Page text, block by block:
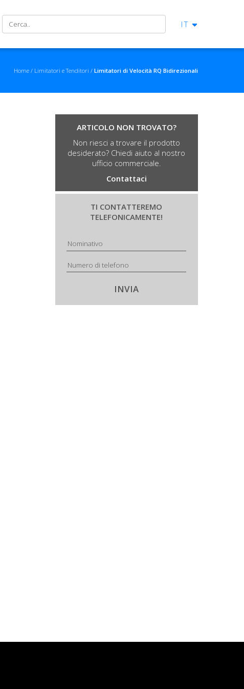
IT
Home Limitatori e Tenditori Limitatori di Velocità RQ Bidirezionali
ARTICOLO NON TROVATO?
Non riesci a trovare il prodotto
desiderato? Chiedi aiuto al nostro
ufficio commerciale.
Contattaci
TI CONTATTEREMO
TELEFONICAMENTE!